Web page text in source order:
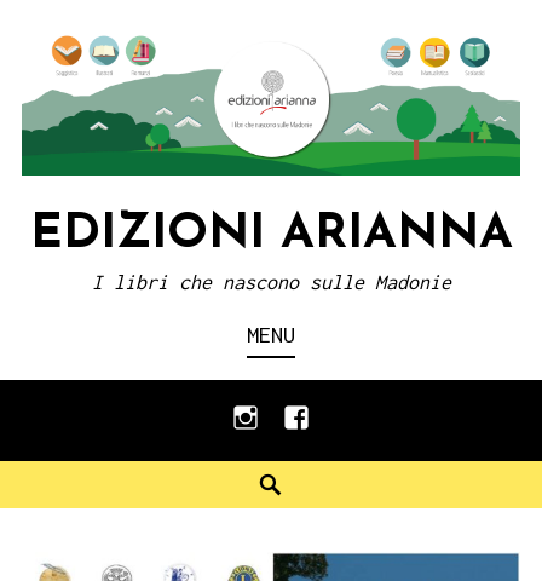
content
EDIZIONI ARIANNA
I libri che nascono sulle Madonie
MENU
instagramfacebook